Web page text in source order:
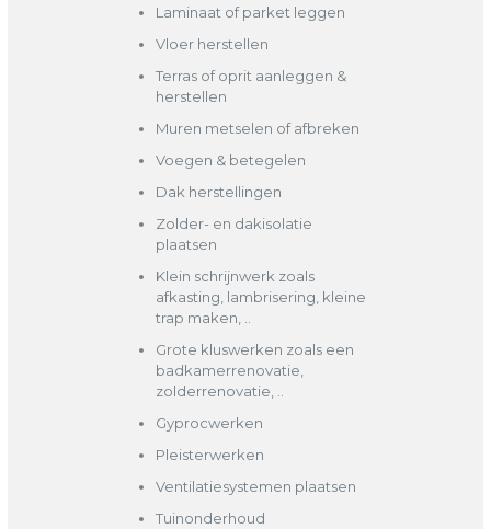
Laminaat of parket leggen
Vloer herstellen
Terras of oprit aanleggen &
herstellen
Muren metselen of afbreken
Voegen & betegelen
Dak herstellingen
Zolder- en dakisolatie
plaatsen
Klein schrijnwerk zoals
afkasting, lambrisering, kleine
trap maken, ..
Grote kluswerken zoals een
badkamerrenovatie,
zolderrenovatie, ..
Gyprocwerken
Pleisterwerken
Ventilatiesystemen plaatsen
Tuinonderhoud